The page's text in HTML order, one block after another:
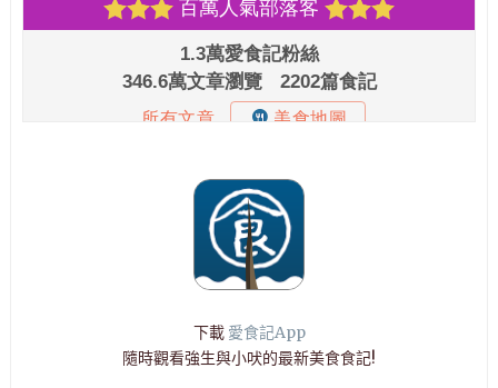
下載 愛食記App
隨時觀看強生與小吠的最新美食食記!